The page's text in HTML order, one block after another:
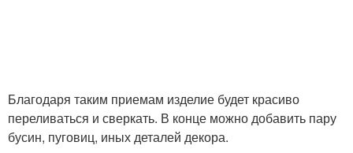
Благодаря таким приемам изделие будет красиво
переливаться и сверкать. В конце можно добавить пару
бусин, пуговиц, иных деталей декора.